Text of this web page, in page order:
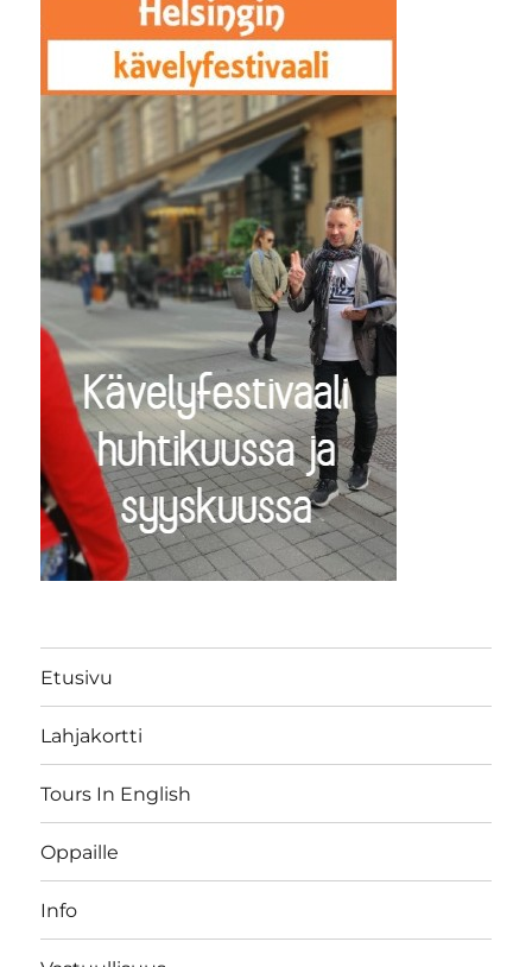
Etusivu
Lahjakortti
Tours In English
Oppaille
Info